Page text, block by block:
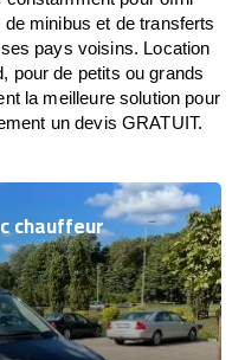
minibus et de transferts
pays voisins. Location
pour de petits ou grands
la meilleure solution pour
un devis GRATUIT.
chauffeur